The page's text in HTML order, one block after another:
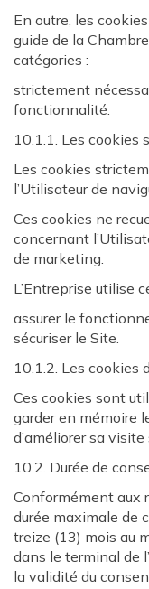
En outre, les
guide de la
catégories :
strictement
fonctionnalité.
10.1.1. Les cookies
Les cookies
l’Utilisateur de
Ces cookies ne
concernant
de marketing.
L’Entreprise utilise
assurer le
sécuriser le Site.
10.1.2. Les cookies
Ces cookies sont
garder en mémoire
d’améliorer sa visite
10.2. Durée de
Conformément aux
durée maximale de
treize (13) mois au
dans le terminal de
la validité du